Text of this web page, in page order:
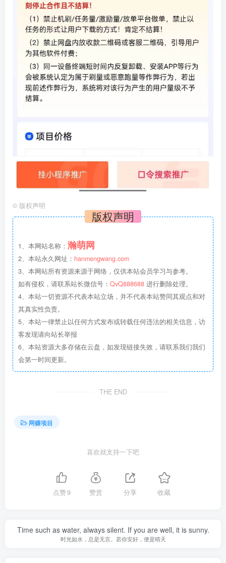
© 版权声明
版权声明
1、本网站名称： 瀚萌网
2、本站永久网址： hanmengwang.com
3、本网站所有资源来源于网络，仅供本站会员学习与参考。
如有侵权，请联系站长微信号： QvQ888688 进行删除处理。
4、本站一切资源不代表本站立场，并不代表本站赞同其观点和对
其真实性负责。
5、本站一律禁止以任何方式发布或转载任何违法的相关信息，访
客发现请向站长举报
6、本站资源大多存储在云盘，如发现链接失效，请联系我们我们
会第一时间更新。
THE END
网赚项目
喜欢就支持一下吧
点赞9 赞赏 分享 收藏
Time such as water, always silent. If you are well, it is sunny.
时光如水，总是无言。若你安好，便是晴天